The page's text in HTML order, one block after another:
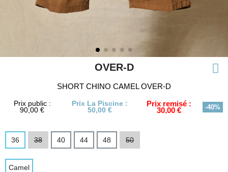
OVER-D
SHORT CHINO CAMEL OVER-D
Prix public :
90,00 €
Prix La Piscine :
50,00 €
Prix remisé :
30,00 € -40%
36 38 40 44 48 50
Camel